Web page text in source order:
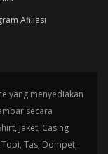
Afiliasi
yang menyediakan
secara
Jaket, Casing
Tas, Dompet,